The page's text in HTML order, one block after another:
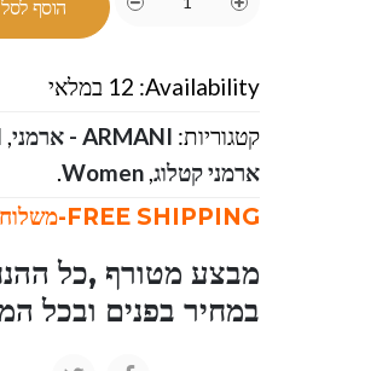
הוסף
Availability: 12 במלאי
קטגוריות: ARMANI - ארמני ,
ארמני קטלוג,
Women
.
FREE SHIPPING-משלוח חינם
מבצע מטורף ,כל
במחיר בפנים ובכל